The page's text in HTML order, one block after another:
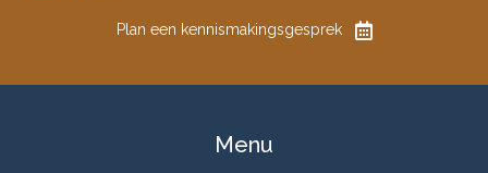
Plan een kennismakingsgesprek
Menu